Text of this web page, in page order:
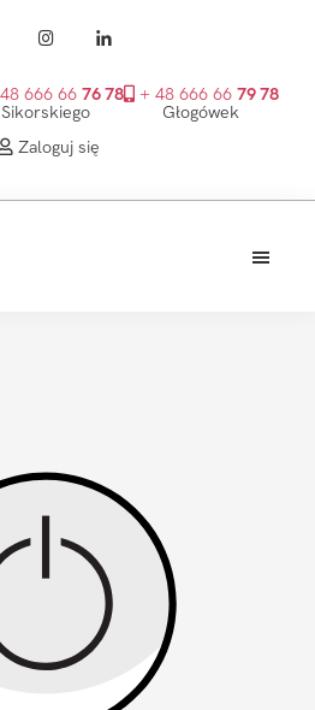
666 66 76 78
Sikorskiego
+ 48 666 66 79 78
Głogówek
Zaloguj się